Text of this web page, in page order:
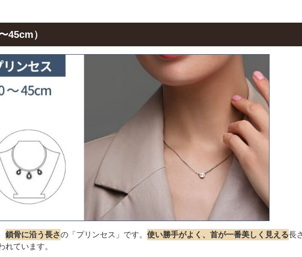
45cm）
鎖骨に沿う長さの「プリンセス」です。 使い勝手がよく、首が一番美しく見える長
れています。